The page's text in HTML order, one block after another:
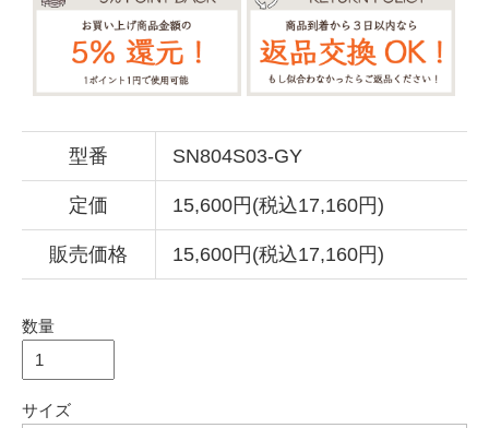
型番 SN804S03-GY
定価 15,600円(税込17,160円)
販売価格 15,600円(税込17,160円)
数量
サイズ